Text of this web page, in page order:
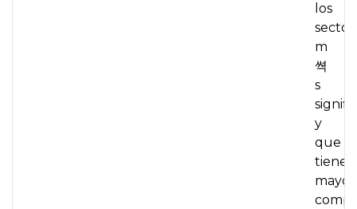
los
m
쎡
s
y
que
tiene
mayor